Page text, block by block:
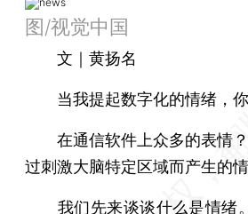
图/视觉中国
文｜黄扬名
当我提起数字化的情绪，你
在通信软件上众多的表情？
过刺激大脑特定区域而产生的
我们先来谈谈什么是情绪